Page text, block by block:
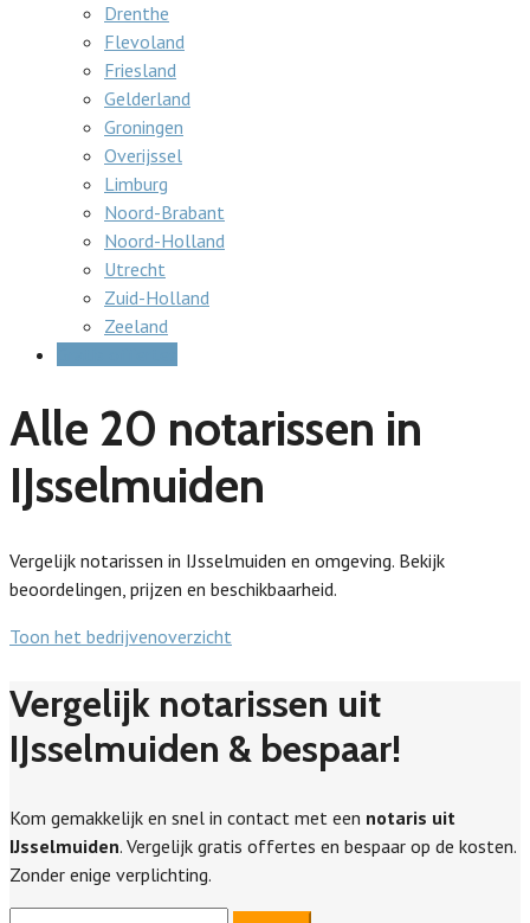
Drenthe
Flevoland
Friesland
Gelderland
Groningen
Overijssel
Limburg
Noord-Brabant
Noord-Holland
Utrecht
Zuid-Holland
Zeeland
Alle 20 notarissen in
IJsselmuiden
Vergelijk notarissen in IJsselmuiden en omgeving. Bekijk
beoordelingen, prijzen en beschikbaarheid.
Toon het bedrijvenoverzicht
Vergelijk notarissen uit
IJsselmuiden & bespaar!
Kom gemakkelijk en snel in contact met een notaris uit
IJsselmuiden. Vergelijk gratis offertes en bespaar op de kosten.
Zonder enige verplichting.